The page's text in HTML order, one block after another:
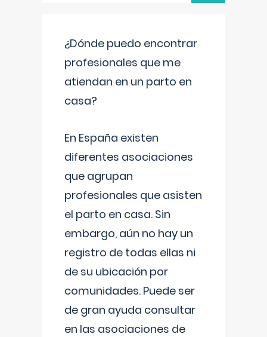
¿Dónde puedo encontrar
profesionales que me
atiendan en un parto en
casa?
En España existen
diferentes asociaciones
que agrupan
profesionales que asisten
el parto en casa. Sin
embargo, aún no hay un
registro de todas ellas ni
de su ubicación por
comunidades. Puede ser
de gran ayuda consultar
en las asociaciones de